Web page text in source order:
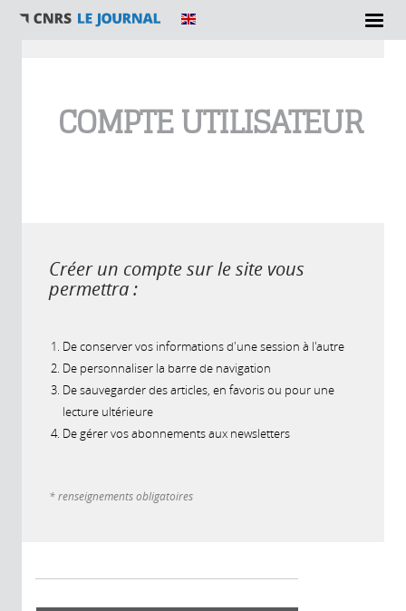
COMPTE UTILISATEUR
Créer un compte sur le site vous
permettra :
De conserver vos informations d'une session à l'autre
De personnaliser la barre de navigation
De sauvegarder des articles, en favoris ou pour une
lecture ultérieure
De gérer vos abonnements aux newsletters
* renseignements obligatoires